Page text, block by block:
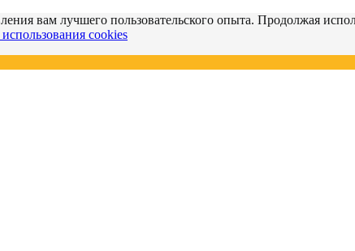
вам лучшего пользовательского опыта. Продолжая
cookies